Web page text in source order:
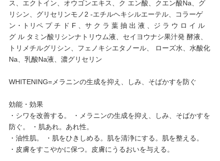
ス、エクトイン、オウゴンエキス、ク エン酸、クエン酸Na、グ
リシン、グリセリンモノ2 -エチルヘキシルエーテル、コラーゲ
ン・トリペ プ チ ド F 、サ ク ラ 葉 抽 出 液 、ジ ラ ウ ロ イ ル
グ ル タミン酸リシンナトリウム液、セイヨウナシ果汁発 酵液、
トリメチルグリシン、フェノキシエタノール、 ローズ水、水酸化
Na、乳酸Na液、濃グリセリン
WHITENING=メラニンの生成を抑え、しみ、そばかすを防ぐ
効能・効果
・シワを改善する。 ・メラニンの生成を抑え、しみ、そばかすを
防ぐ。 ・肌あれ。あれ性。
・油性肌。 ・肌をひきしめる。肌を清浄にする。肌を整える。
・皮膚をすこやかに保つ。皮膚にうるおいを与える。